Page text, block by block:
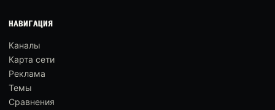
НАВИГАЦИЯ
Каналы
Карта сети
Реклама
Темы
Сравнения